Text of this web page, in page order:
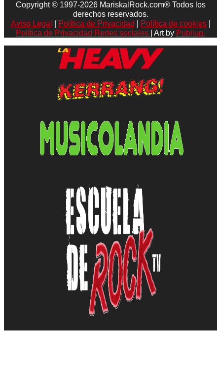
Copyright © 1997-2026 MariskalRock.com® Todos los
derechos reservados.
Aviso Legal
Política de Privacidad Política de cookies|
Política de Privacidad Redes sociales
| Art by Publiup.